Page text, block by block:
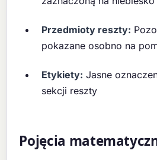
Przedmioty reszty:
pokazane osobno na
Etykiety: Jasne
sekcji reszty
Pojęcia